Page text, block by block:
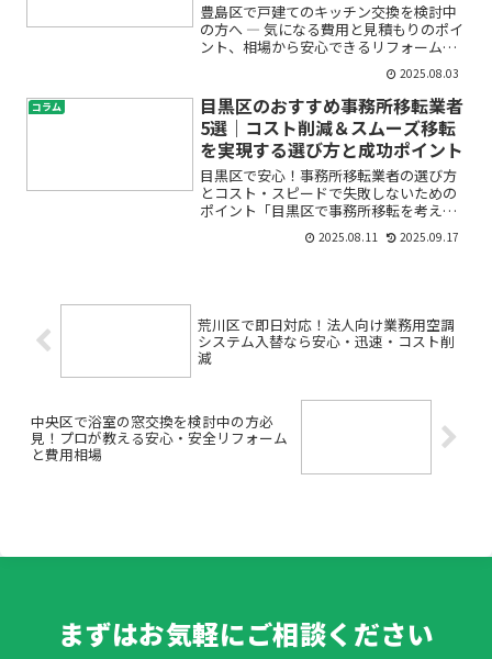
豊島区で戸建てのキッチン交換を検討中
の方へ ― 気になる費用と見積もりのポイ
ント、相場から安心できるリフォームの
進め方まで徹底ガイド「戸建てのキッチ
ンを新しくしたいけど、どのくらい費用
がかかるの？」「豊島区でリフォーム会
社を選ぶ基準は？」「...
2025.08.03
コラム
目黒区のおすすめ事務所移転業者
5選｜コスト削減＆スムーズ移転
を実現する選び方と成功ポイント
目黒区で安心！事務所移転業者の選び方
とコスト・スピードで失敗しないための
ポイント「目黒区で事務所移転を考えて
いるけど、何から始めていいかわからな
い…」「オフィス移転って費用も高そう
2025.08.11 2025.09.17
荒川区で即日対応！法人向け業務用空調
システム入替なら安心・迅速・コスト削
減
中央区で浴室の窓交換を検討中の方必
見！プロが教える安心・安全リフォーム
と費用相場
まずはお気軽にご相談ください